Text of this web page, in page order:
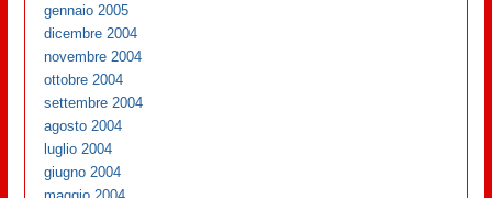
gennaio 2005
dicembre 2004
novembre 2004
ottobre 2004
settembre 2004
agosto 2004
luglio 2004
giugno 2004